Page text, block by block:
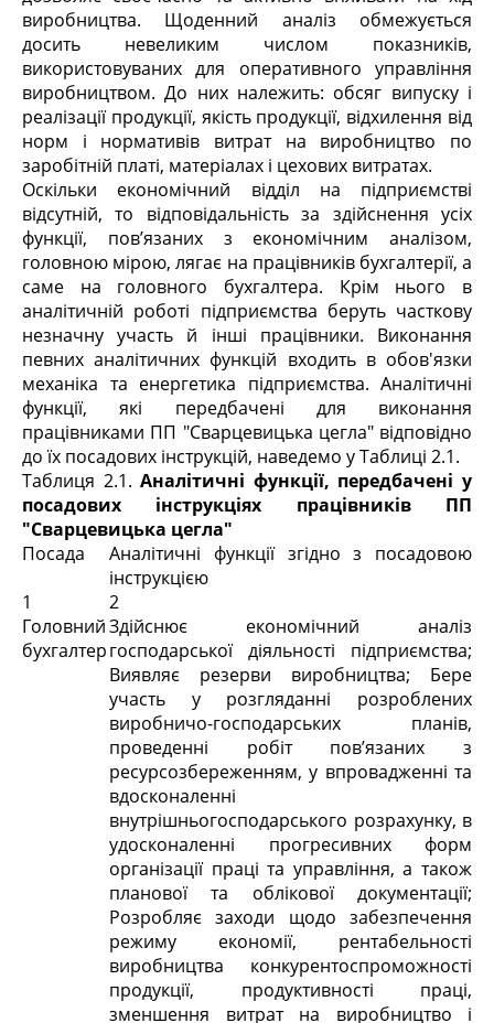
виробництва. Щоденний аналіз обмежується
досить невеликим числом показників,
використовуваних для оперативного управління
виробництвом. До них належить: обсяг випуску і
реалізації продукції, якість продукції, відхилення від
норм і нормативів витрат на виробництво по
заробітній платі, матеріалах і цехових витратах.
Оскільки економічний відділ на підприємстві
відсутній, то відповідальність за здійснення усіх
функції, пов’язаних з економічним аналізом,
головною мірою, лягає на працівників бухгалтерії, а
саме на головного бухгалтера. Крім нього в
аналітичній роботі підприємства беруть часткову
незначну участь й інші працівники. Виконання
певних аналітичних функцій входить в обов'язки
механіка та енергетика підприємства. Аналітичні
функції, які передбачені для виконання
працівниками ПП "Сварцевицька цегла" відповідно
до їх посадових інструкцій, наведемо у Таблиці 2.1.
Таблиця 2.1.Аналітичні функції, передбачені у
посадових інструкціях працівників ПП
"Сварцевицька цегла"
Посада
Аналітичні функції згідно з посадовою
інструкцією
1
2
Головний
бухгалтер
Здійснює економічний аналіз
господарської діяльності підприємства;
Виявляє резерви виробництва; Бере
участь у розгляданні розроблених
виробничо-господарських планів,
проведенні робіт пов’язаних з
ресурсозбереженням, у впровадженні та
вдосконаленні
внутрішньогосподарського розрахунку, в
удосконаленні прогресивних форм
організації праці та управління, а також
планової та облікової документації;
Розробляє заходи щодо забезпечення
режиму економії, рентабельності
виробництва конкурентоспроможності
продукції, продуктивності праці,
зменшення витрат на виробництво і